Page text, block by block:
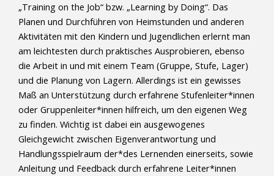
„Training on the Job“ bzw. „Learning by Doing“. Das
Planen und Durchführen von Heimstunden und anderen
Aktivitäten mit den Kindern und Jugendlichen erlernt man
am leichtesten durch praktisches Ausprobieren, ebenso
die Arbeit in und mit einem Team (Gruppe, Stufe, Lager)
und die Planung von Lagern. Allerdings ist ein gewisses
Maß an Unterstützung durch erfahrene Stufenleiter*innen
oder Gruppenleiter*innen hilfreich, um den eigenen Weg
zu finden. Wichtig ist dabei ein ausgewogenes
Gleichgewicht zwischen Eigenverantwortung und
Handlungsspielraum der*des Lernenden einerseits, sowie
Anleitung und Feedback durch erfahrene Leiter*innen